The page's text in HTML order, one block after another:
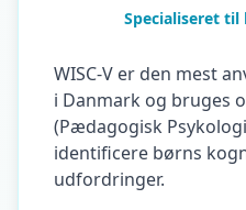
L
e
a
r
n
a
b
o
Specialiseret
WISC-V er den mest
i Danmark og bruges
(Pædagogisk
identificere børns
udfordringer.